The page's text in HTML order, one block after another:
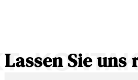
Lassen Sie uns